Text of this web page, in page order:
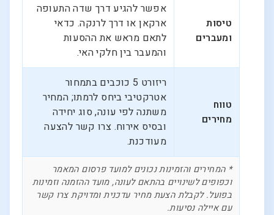
טיסות
ומעברים
אפשר להגיע דרך שדה התעופה
ארקאן או דרך לרנקה. כדאי
לתאם מראש את ההסעות
והמעבר בין חלקי האי.
טווח
מחירים
ריזורט 5 כוכבים בתמחור
אטרקטיבי ביחס לרמתו; המחיר
משתנה לפי עונה, סוג יחידה
ובסיס אירוח. צרו קשר להצעה
מעודכנת.
* המחירים והזמינות נכונים למועד פרסום המאמר
וכפופים לשינויים בהתאם לעונה, מועד ההזמנה וזמינות
בפועל. לקבלת הצעת מחיר עדכנית ומדויקת צרו קשר
עם איילה נסיעות.